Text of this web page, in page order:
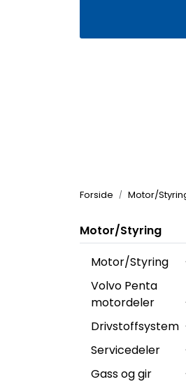
Forside Motor/
Motor/Styring
Motor/Styring
Volvo Penta
motordeler
Drivstoffsystem
Servicedeler
Gass og gir